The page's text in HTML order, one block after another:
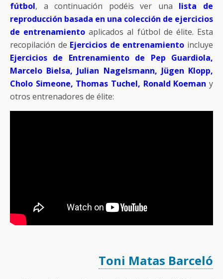
fútbol, a continuación podéis ver una lista de
reproducción basada en una colección de ejercicios
de entrenamiento aplicados al fútbol de élite. Esta
recopilación de Ejercicios de entrenamiento incluye
Ejercicios de Entrenamiento de Pep Guardiola,
Marcelo Bielsa, Julian Nagelsmann, Jügen Klopp,
Cholo Simeone, Thomas Tuchel, Ronald Koeman y
otros entrenadores de élite:
Toni Matas Barceló